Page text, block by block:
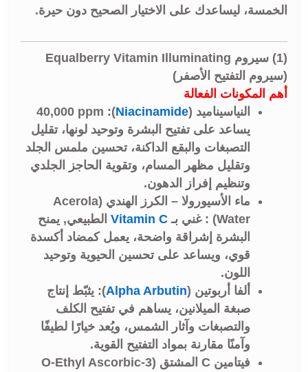
الخمسة، ليساعدك على الاختيار الصحيح دون حيرة.
(1) سيروم Equalberry Vitamin Illuminating
(سيروم التفتيح الأصفر)
أهم المكونات الفعالة
النياسيناميد (Niacinamide
): 40,000 ppm
يساعد على تفتيح البشرة وتوحيد لونها، تقليل
التصبغات والبقع الداكنة، تحسين ملمس الجلد
وتقليل مظهر المسام، وتقوية الحاجز الجلدي
وتنظيم إفراز الدهون.
ماء الأسيورولا – الكرز الهندي (Acerola
Water) :
غني بـ Vitamin C الطبيعي, يمنح
البشرة إشراقة واضحة، يعمل كمضاد أكسدة
قوي، ويساعد على تحسين الحيوية وتوحيد
اللون.
ألفا أربوتين (
Alpha Arbutin): يثبّط إنتاج
صبغة الميلانين، يساهم في تفتيح الكلف
والتصبغات وآثار الشمس، ويُعد خيارًا لطيفًا
وآمنًا مقارنة بمواد التفتيح القوية.
فيتامين C
المشتق (3‑O‑Ethyl Ascorbic